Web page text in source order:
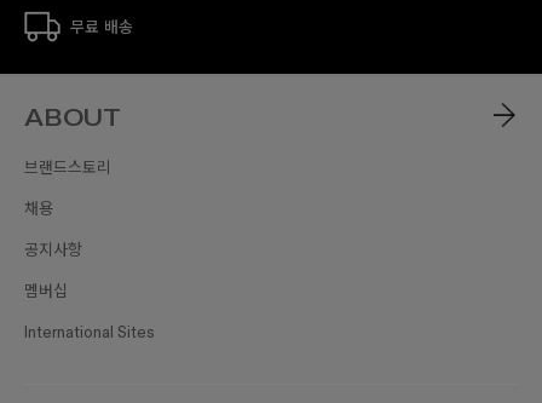
무료 배송
ABOUT
브랜드스토리
채용
공지사항
멤버십
International Sites